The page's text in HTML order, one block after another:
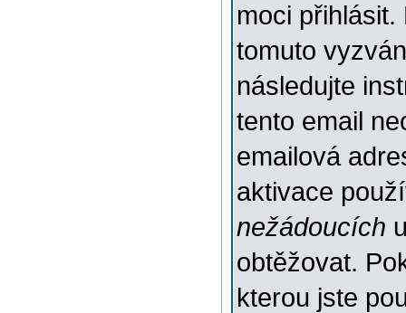
moci
tomuto
následujte
tento email
emailová
aktivace
nežádoucích
obtěžovat.
kterou jste